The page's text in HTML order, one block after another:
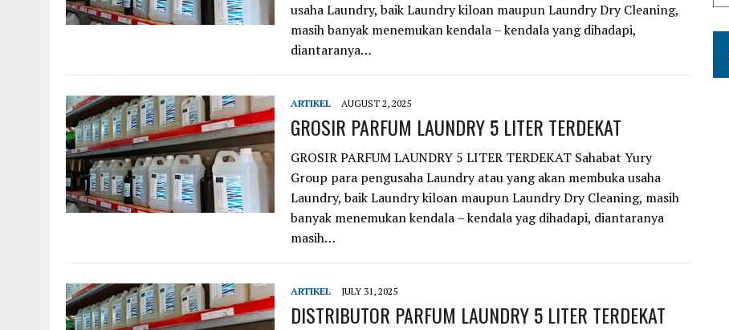
usaha Laundry, baik Laundry kiloan maupun Laundry Dry Cleaning,
masih banyak menemukan kendala – kendala yang dihadapi,
diantaranya…
ARTIKEL AUGUST 2, 2025
GROSIR PARFUM LAUNDRY 5 LITER TERDEKAT
GROSIR PARFUM LAUNDRY 5 LITER TERDEKAT Sahabat Yury
Group para pengusaha Laundry atau yang akan membuka usaha
Laundry, baik Laundry kiloan maupun Laundry Dry Cleaning, masih
banyak menemukan kendala – kendala yag dihadapi, diantaranya
masih…
ARTIKEL JULY 31, 2025
DISTRIBUTOR PARFUM LAUNDRY 5 LITER TERDEKAT